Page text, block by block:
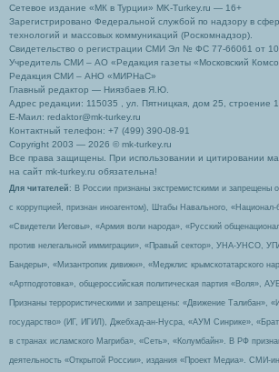
Сетевое издание «МК в Турции» MK-Turkey.ru — 16+
Зарегистрировано Федеральной службой по надзору в
технологий и массовых коммуникаций (Роскомнадзор).
Свидетельство о регистрации СМИ Эл № ФС 77-66061 от
Учредитель СМИ – АО «Редакция газеты «Московский
Редакция СМИ – АНО «МИРНаС»
Главный редактор — Ниязбаев Я.Ю.
Адрес редакции: 115035 , ул. Пятницкая, дом 25, строение
Е-Маил: redaktor@mk-turkey.ru
Контактный телефон: +7 (499) 390-08-91
Copyright 2003 — 2026 © mk-turkey.ru
Все права защищены. При использовании и цитировании
на сайт mk-turkey.ru обязательна!
Для читателей : В России признаны экстремистскими и запрещены
с коррупцией, признан иноагентом), Штабы Навального, «Национал-
«Свидетели Иеговы», «Армия воли народа», «Русский
против нелегальной иммиграции», «Правый сектор», УНА-УНСО,
Бандеры», «Мизантропик дивижн», «Меджлис крымскотатарского
«Артподготовка», общероссийская политическая партия «Воля»,
Признаны террористическими и запрещены: «Движение Талибан»,
государство» (ИГ, ИГИЛ), Джебхад-ан-Нусра, «АУМ Синрике»,
в странах исламского Магриба», «Сеть», «Колумбайн». В РФ
деятельность «Открытой России», издания «Проект Медиа». СМИ-